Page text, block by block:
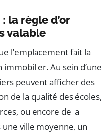
la règle d’or
valable
l’emplacement fait la
immobilier. Au sein d’une
peuvent afficher des
de la qualité des écoles,
ou encore de la
ville moyenne, un